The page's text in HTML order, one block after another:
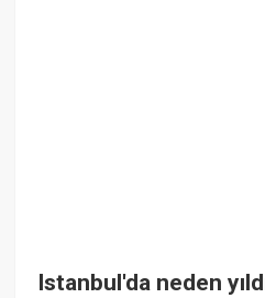
Istanbul'da neden